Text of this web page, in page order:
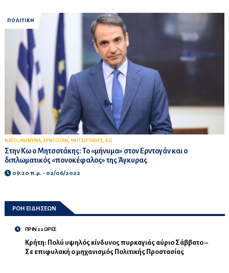
ΠΟΛΙΤΙΚΗ
ΝΑΤΟ, ΜΗΝΥΜΑ, ΕΡΝΤΟΓΑΝ , ΜΗΤΣΟΤΑΚΗΣ, ΚΩ
Στην Κω ο Μητσοτάκης: Το «μήνυμα» στον Ερντογάν και ο
διπλωματικός «πονοκέφαλος» της Άγκυρας
09:20 π.μ. - 02/06/2022
ΡΟΗ ΕΙΔΗΣΕΩΝ
ΠΡΙΝ 22 ΩΡΕΣ
Κρήτη: Πολύ υψηλός κίνδυνος πυρκαγιάς αύριο Σάββατο –
Σε επιφυλακή ο μηχανισμός Πολιτικής Προστασίας